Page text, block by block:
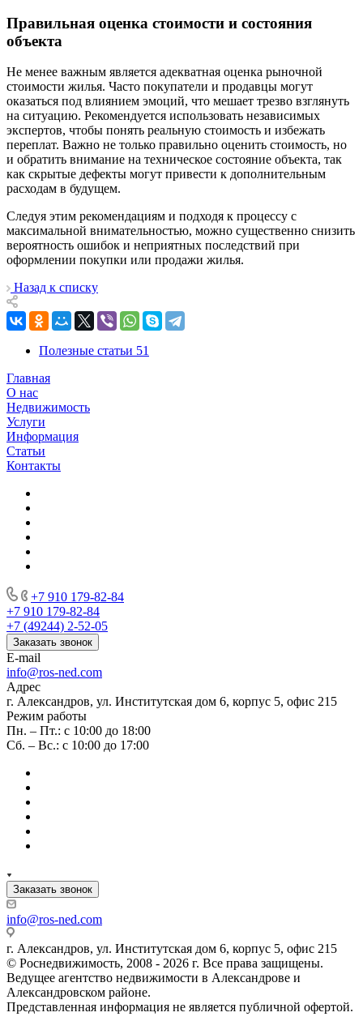
Правильная оценка стоимости и состояния
объекта
Не менее важным является адекватная оценка рыночной
стоимости жилья. Часто покупатели и продавцы могут
оказаться под влиянием эмоций, что мешает трезво взглянуть
на ситуацию. Рекомендуется использовать независимых
экспертов, чтобы понять реальную стоимость и избежать
переплат. Важно не только правильно оценить стоимость, но
и обратить внимание на техническое состояние объекта, так
как скрытые дефекты могут привести к дополнительным
расходам в будущем.
Следуя этим рекомендациям и подходя к процессу с
максимальной внимательностью, можно существенно снизить
вероятность ошибок и неприятных последствий при
оформлении покупки или продажи жилья.
Назад к списку
Полезные статьи 51
Главная
О нас
Недвижимость
Услуги
Информация
Статьи
Контакты
+7 910 179-82-84
+7 910 179-82-84
+7 (49244) 2-52-05
Заказать звонок
E-mail
info@ros-ned.com
Адрес
г. Александров, ул. Институтская дом 6, корпус 5, офис 215
Режим работы
Пн. – Пт.: с 10:00 до 18:00
Сб. – Вс.: с 10:00 до 17:00
Заказать звонок
info@ros-ned.com
г. Александров, ул. Институтская дом 6, корпус 5, офис 215
© Роснедвижимость, 2008 - 2026 г. Все права защищены.
Ведущее агентство недвижимости в Александрове и
Александровском районе.
Представленная информация не является публичной офертой.